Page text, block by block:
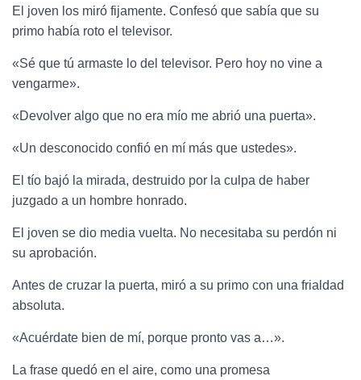
El joven los miró fijamente. Confesó que sabía que su
primo había roto el televisor.
«Sé que tú armaste lo del televisor. Pero hoy no vine a
vengarme».
«Devolver algo que no era mío me abrió una puerta».
«Un desconocido confió en mí más que ustedes».
El tío bajó la mirada, destruido por la culpa de haber
juzgado a un hombre honrado.
El joven se dio media vuelta. No necesitaba su perdón ni
su aprobación.
Antes de cruzar la puerta, miró a su primo con una frialdad
absoluta.
«Acuérdate bien de mí, porque pronto vas a…».
La frase quedó en el aire, como una promesa